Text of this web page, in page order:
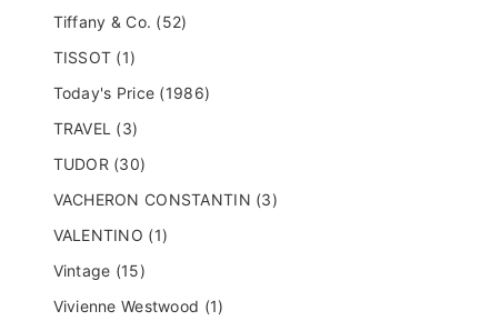
Tiffany & Co. (52)
TISSOT (1)
Today's Price (1986)
TRAVEL (3)
TUDOR (30)
VACHERON CONSTANTIN (3)
VALENTINO (1)
Vintage (15)
Vivienne Westwood (1)